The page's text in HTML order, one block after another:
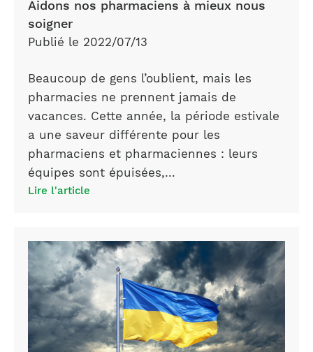
Aidons nos pharmaciens à mieux nous
soigner
Publié le 2022/07/13
Beaucoup de gens l’oublient, mais les
pharmacies ne prennent jamais de
vacances. Cette année, la période estivale
a une saveur différente pour les
pharmaciens et pharmaciennes : leurs
équipes sont épuisées,…
Lire l'article